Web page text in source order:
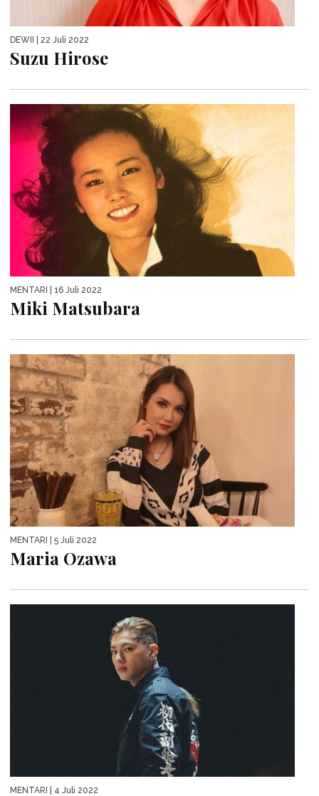
DEWII | 22 Juli 2022
Suzu Hirose
MENTARI | 16 Juli 2022
Miki Matsubara
MENTARI | 5 Juli 2022
Maria Ozawa
MENTARI | 4 Juli 2022